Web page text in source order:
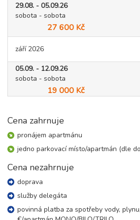
29.08. - 05.09.26
sobota - sobota
27 600 Kč
září 2026
05.09. - 12.09.26
sobota - sobota
19 000 Kč
sobota - středa
10 900 Kč
12.09. - 17.09.26
sobota - čtvrtek
13 600 Kč
12.09. - 19.09.26
sobota - sobota
19 000 Kč
Cena zahrnuje
pronájem apartmánu
jedno parkovací místo/apartmán (dle
Cena nezahrnuje
doprava
služby delegáta
povinná platba za spotřeby vody,